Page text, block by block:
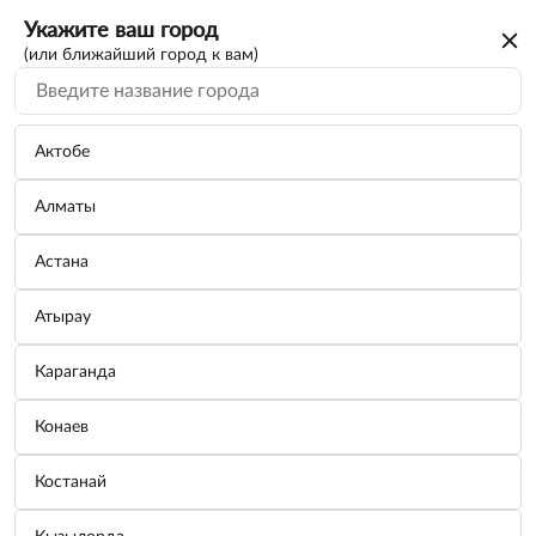
Укажите ваш город
(или ближайший город к вам)
Актобе
Алматы
Астана
Атырау
Караганда
Конаев
Костанай
Каркасные шторки Ларгус 2012 на
форточки
Бренд:COBRA TUNING